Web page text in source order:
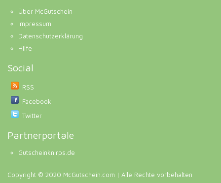
Über McGutschein
Impressum
Datenschutzerklärung
Hilfe
Social
RSS
Facebook
Twitter
Partnerportale
Gutscheinknirps.de
Copyright © 2020 McGutschein.com | Alle Rechte vorbehalten